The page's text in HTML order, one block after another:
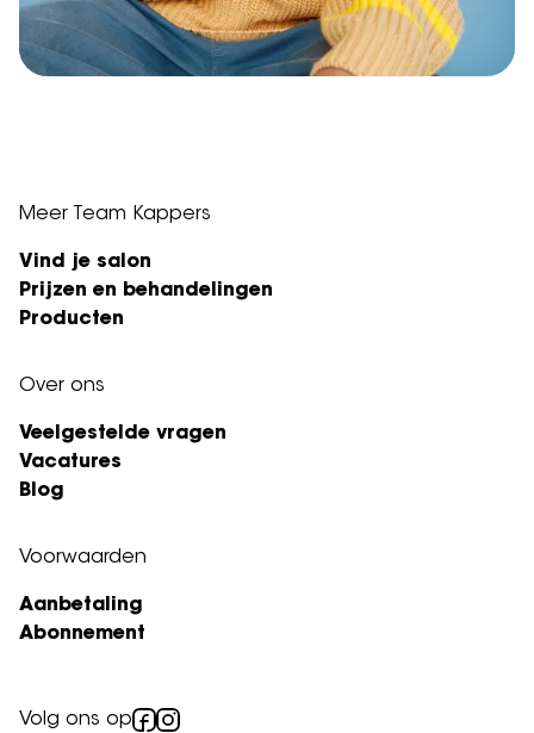
Meer Team Kappers
Vind je salon
Prijzen en behandelingen
Producten
Over ons
Veelgestelde vragen
Vacatures
Blog
Voorwaarden
Aanbetaling
Abonnement
Volg ons op